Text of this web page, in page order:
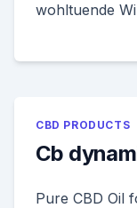
wohltuende
CBD PRODUCTS
Cb
Pure CBD Oil